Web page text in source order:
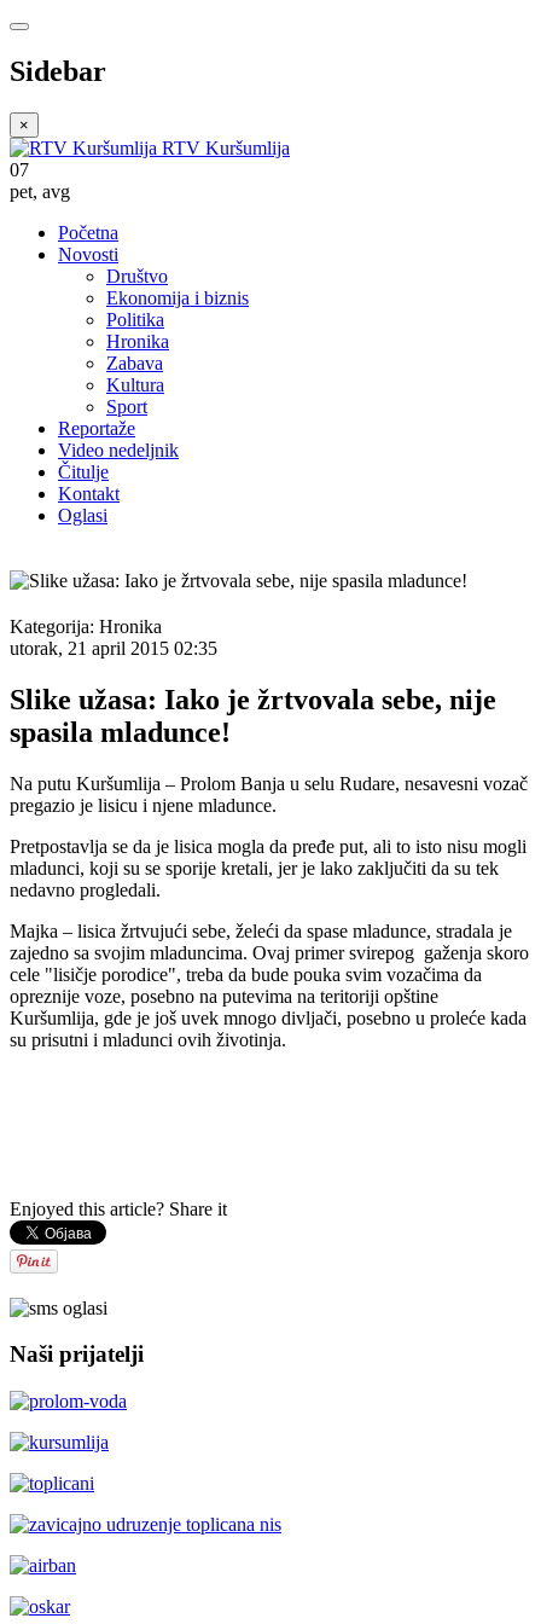
Sidebar
×
RTV Kuršumlija
07
pet, avg
Početna
Novosti
Društvo
Ekonomija i biznis
Politika
Hronika
Zabava
Kultura
Sport
Reportaže
Video nedeljnik
Čitulje
Kontakt
Oglasi
Kategorija: Hronika
utorak, 21 april 2015 02:35
Slike užasa: Iako je žrtvovala sebe, nije
spasila mladunce!
Na putu Kuršumlija – Prolom Banja u selu Rudare, nesavesni vozač
pregazio je lisicu i njene mladunce.
Pretpostavlja se da je lisica mogla da pređe put, ali to isto nisu mogli
mladunci, koji su se sporije kretali, jer je lako zaključiti da su tek
nedavno progledali.
Majka – lisica žrtvujući sebe, želeći da spase mladunce, stradala je
zajedno sa svojim mladuncima. Ovaj primer svirepog gaženja skoro
cele "lisičje porodice", treba da bude pouka svim vozačima da
opreznije voze, posebno na putevima na teritoriji opštine
Kuršumlija, gde je još uvek mnogo divljači, posebno u proleće kada
su prisutni i mladunci ovih životinja.
Enjoyed this article? Share it
Naši prijatelji